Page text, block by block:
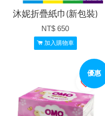
沐妮折疊紙巾(新包裝)
NT$ 650
加入購物車
優惠